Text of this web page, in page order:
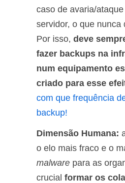
caso de avaria/
servidor, o que nunca
Por isso, deve
fazer backups na
num equipamento
criado para esse
com que frequência
backup!
Dimensão Humana:
o elo mais fraco e o
malware para as
crucial formar os